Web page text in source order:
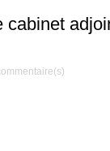
cabinet